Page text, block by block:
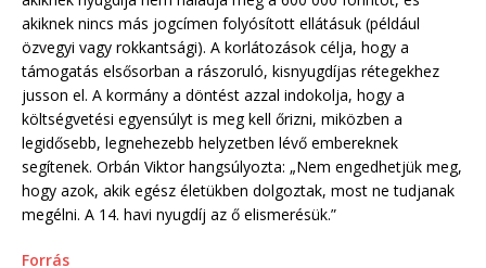
akiknek nincs más jogcímen folyósított ellátásuk (például
özvegyi vagy rokkantsági). A korlátozások célja, hogy a
támogatás elsősorban a rászoruló, kisnyugdíjas rétegekhez
jusson el. A kormány a döntést azzal indokolja, hogy a
költségvetési egyensúlyt is meg kell őrizni, miközben a
legidősebb, legnehezebb helyzetben lévő embereknek
segítenek. Orbán Viktor hangsúlyozta: „Nem engedhetjük meg,
hogy azok, akik egész életükben dolgoztak, most ne tudjanak
megélni. A 14. havi nyugdíj az ő elismerésük.”
Forrás